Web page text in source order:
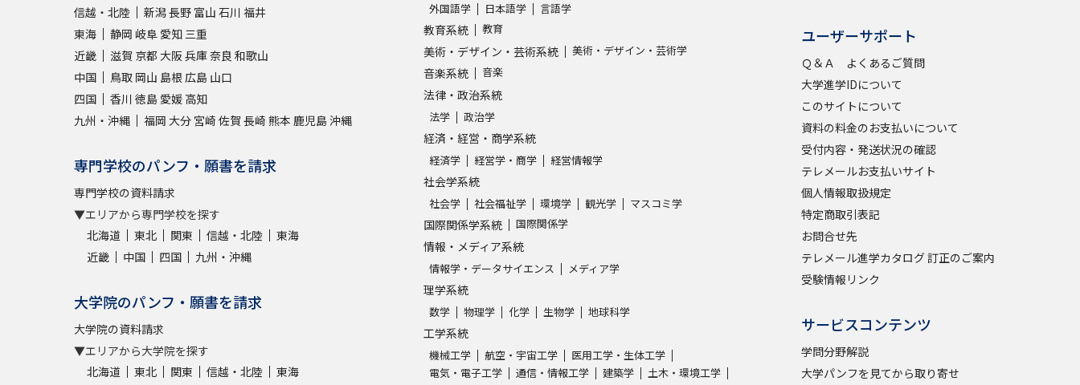
信越・北陸
新潟長野 富山 石川 福井
東海
静岡 岐阜 愛知 三重
近畿
滋賀 京都 大阪兵庫奈良 和歌山
中国
鳥取 岡山 島根 広島 山口
四国
香川 徳島 愛媛 高知
九州・沖縄
福岡 大分 宮崎 佐賀 長崎 熊本 鹿児島沖縄
専門学校のパンフ・願書を請求
専門学校の資料請求
▼エリアから専門学校を探す
北海道
東北 関東 信越・北陸
東海
近畿
中国 四国 九州・沖縄
大学院のパンフ・願書を請求
大学院の資料請求
▼エリアから大学院を探す
北海道
東北 関東 信越・北陸
東海
外国語学 日本語学 言語学
教育系統 教育
美術・デザイン・芸術系統 美術・デザイン・芸術学
音楽系統 音楽
法律・政治系統
法学 政治学
経済・経営・商学系統
経済学 経営学・商学 経営情報学
社会学系統
社会学 社会福祉学 環境学 観光学 マスコミ学
国際関係学系統 国際関係学
情報・メディア系統
情報学・データサイエンス メディア学
理学系統
数学 物理学 化学 生物学 地球科学
工学系統
機械工学 航空・宇宙工学
医用工学・生体工学
電気・電子工学
通信・情報工学 建築学
土木・環境工学
ユーザーサポート
Ｑ＆Ａ よくあるご質問
大学進学IDについて
このサイトについて
資料の料金のお支払いについて
受付内容・発送状況の確認
テレメールお支払いサイト
個人情報取扱規定
特定商取引表記
お問合せ先
テレメール進学カタログ 訂正のご案内
受験情報リンク
サービスコンテンツ
学問分野解説
大学パンフを見てから取り寄せ